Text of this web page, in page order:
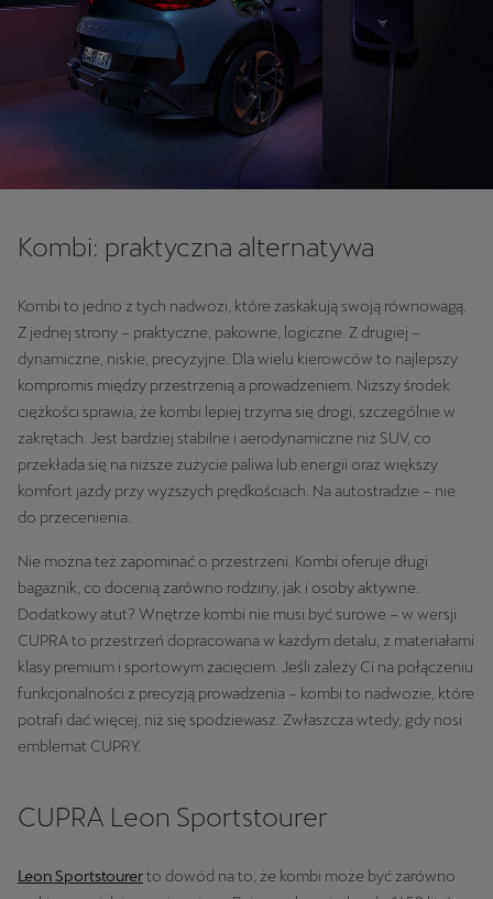
Kombi: praktyczna alternatywa
Kombi to jedno z tych nadwozi, które zaskakują swoją równowagą.
Z jednej strony – praktyczne, pakowne, logiczne. Z drugiej –
dynamiczne, niskie, precyzyjne. Dla wielu kierowców to najlepszy
kompromis między przestrzenią a prowadzeniem. Niższy środek
ciężkości sprawia, że kombi lepiej trzyma się drogi, szczególnie w
zakrętach. Jest bardziej stabilne i aerodynamiczne niż SUV, co
przekłada się na niższe zużycie paliwa lub energii oraz większy
komfort jazdy przy wyższych prędkościach. Na autostradzie – nie
do przecenienia.
Nie można też zapominać o przestrzeni. Kombi oferuje długi
bagażnik, co docenią zarówno rodziny, jak i osoby aktywne.
Dodatkowy atut? Wnętrze kombi nie musi być surowe – w wersji
CUPRA to przestrzeń dopracowana w każdym detalu, z materiałami
klasy premium i sportowym zacięciem. Jeśli zależy Ci na połączeniu
funkcjonalności z precyzją prowadzenia – kombi to nadwozie, które
potrafi dać więcej, niż się spodziewasz. Zwłaszcza wtedy, gdy nosi
emblemat CUPRY.
CUPRA Leon Sportstourer
Leon Sportstourerto dowód na to, że kombi może być zarówno